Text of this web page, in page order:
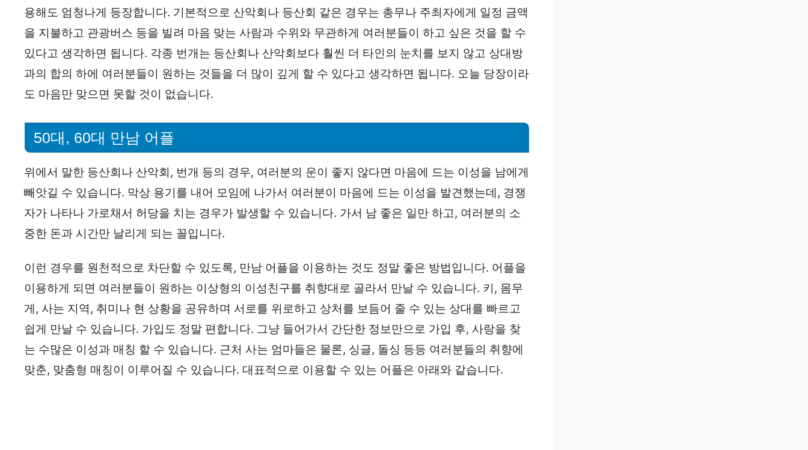
용해도 엄청나게 등장합니다. 기본적으로 산악회나 등산회 같은 경우는 총무나 주최자에게 일정 금액
을 지불하고 관광버스 등을 빌려 마음 맞는 사람과 수위와 무관하게 여러분들이 하고 싶은 것을 할 수
있다고 생각하면 됩니다. 각종 번개는 등산회나 산악회보다 훨씬 더 타인의 눈치를 보지 않고 상대방
과의 합의 하에 여러분들이 원하는 것들을 더 많이 깊게 할 수 있다고 생각하면 됩니다. 오늘 당장이라
도 마음만 맞으면 못할 것이 없습니다.
50대, 60대 만남 어플
위에서 말한 등산회나 산악회, 번개 등의 경우, 여러분의 운이 좋지 않다면 마음에 드는 이성을 남에게
빼앗길 수 있습니다. 막상 용기를 내어 모임에 나가서 여러분이 마음에 드는 이성을 발견했는데, 경쟁
자가 나타나 가로채서 허당을 치는 경우가 발생할 수 있습니다. 가서 남 좋은 일만 하고, 여러분의 소
중한 돈과 시간만 날리게 되는 꼴입니다.
이런 경우를 원천적으로 차단할 수 있도록, 만남 어플을 이용하는 것도 정말 좋은 방법입니다. 어플을
이용하게 되면 여러분들이 원하는 이상형의 이성친구를 취향대로 골라서 만날 수 있습니다. 키, 몸무
게, 사는 지역, 취미나 현 상황을 공유하며 서로를 위로하고 상처를 보듬어 줄 수 있는 상대를 빠르고
쉽게 만날 수 있습니다. 가입도 정말 편합니다. 그냥 들어가서 간단한 정보만으로 가입 후, 사랑을 찾
는 수많은 이성과 매칭 할 수 있습니다. 근처 사는 엄마들은 물론, 싱글, 돌싱 등등 여러분들의 취향에
맞춘, 맞춤형 매칭이 이루어질 수 있습니다. 대표적으로 이용할 수 있는 어플은 아래와 같습니다.